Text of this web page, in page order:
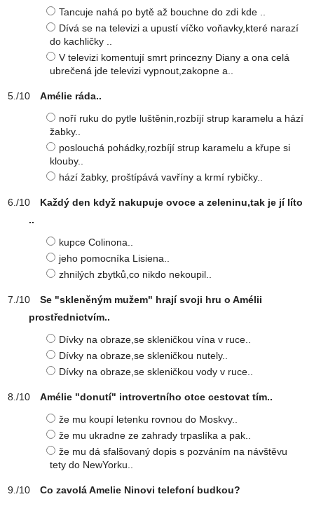
Tancuje nahá po bytě až bouchne do zdi kde ..
Dívá se na televizi a upustí víčko voňavky,které narazí
do kachličky ..
V televizi komentují smrt princezny Diany a ona celá
ubrečená jde televizi vypnout,zakopne a..
Amélie ráda..
noří ruku do pytle luštěnin,rozbíjí strup karamelu a hází
žabky..
poslouchá pohádky,rozbíjí strup karamelu a křupe si
klouby..
hází žabky, proštípává vavříny a krmí rybičky..
Každý den když nakupuje ovoce a zeleninu,tak je jí líto
..
kupce Colinona..
jeho pomocníka Lisiena..
zhnilých zbytků,co nikdo nekoupil..
Se "skleněným mužem" hrají svoji hru o Amélii
prostřednictvím..
Dívky na obraze,se skleničkou vína v ruce..
Dívky na obraze,se skleničkou nutely..
Dívky na obraze,se skleničkou vody v ruce..
Amélie "donutí" introvertního otce cestovat tím..
že mu koupí letenku rovnou do Moskvy..
že mu ukradne ze zahrady trpaslíka a pak..
že mu dá sfalšovaný dopis s pozváním na návštěvu
tety do NewYorku..
Co zavolá Amelie Ninovi telefoní budkou?